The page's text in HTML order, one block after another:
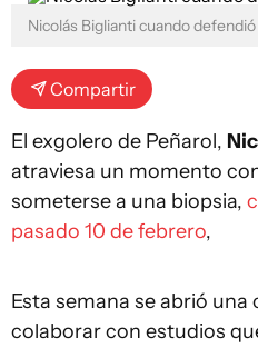
Nicolás Biglianti cuando
Compartir
El exgolero de Peñarol,
atraviesa un momento
someterse a una biopsia,
pasado 10 de febrero,
Esta semana se abrió
colaborar con estudios